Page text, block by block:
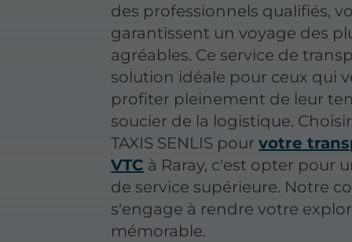
des professionnels qualifiés,
garantissent un voyage des
agréables. Ce service de
solution idéale pour ceux qui
profiter pleinement de leur
soucier de la logistique. Choisir
TAXIS SENLIS pourvotre
VTC à Raray, c'est opter pour
de service supérieure. Notre
s'engage à rendre votre
mémorable.